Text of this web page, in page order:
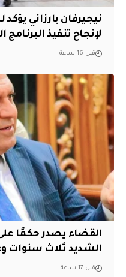
نيجيرفان بارزاني
لإنجاح تنفيذ البرنامج
قبل 16 ساعة
القضاء يصدر حكمًا
الشديد ثلاث سنوات
قبل 17 ساعة